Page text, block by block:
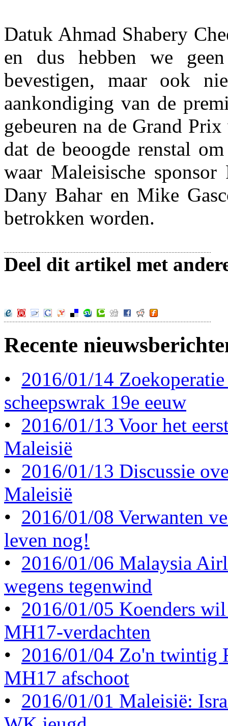
Datuk Ahmad Shabery
en dus hebben we
bevestigen, maar ook
aankondiging van de
gebeuren na de Grand
dat de beoogde renstal
waar Maleisische
Dany Bahar en Mike
betrokken worden.
Deel dit artikel met
Recente
• 2016/01/14
scheepswrak 19e eeuw
• 2016/01/13 Voor het
Maleisië
• 2016/01/13 Discussie
Maleisië
• 2016/01/08 Verwanten
leven nog!
• 2016/01/06 Malaysia
wegens tegenwind
• 2016/01/05 Koenders
MH17-verdachten
• 2016/01/04 Zo'n twintig
MH17 afschoot
• 2016/01/01 Maleisië: